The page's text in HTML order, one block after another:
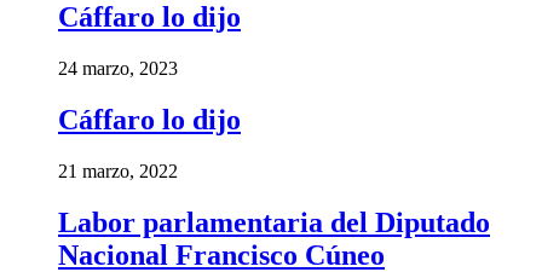
Cáffaro lo dijo
24 marzo, 2023
Cáffaro lo dijo
21 marzo, 2022
Labor parlamentaria del Diputado
Nacional Francisco Cúneo